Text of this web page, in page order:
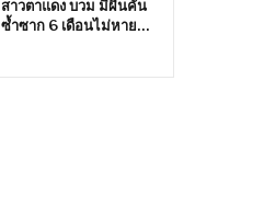
สาวตาแดง บวม มีผื่นคัน
ซ้ำซาก 6 เดือนไม่หาย…